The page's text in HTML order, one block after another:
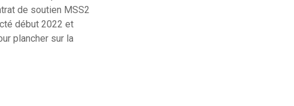
de soutien MSS2
début 2022 et
plancher sur la